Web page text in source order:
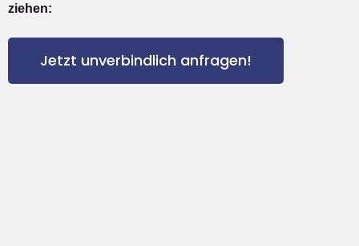
ziehen:
Jetzt unverbindlich anfragen!